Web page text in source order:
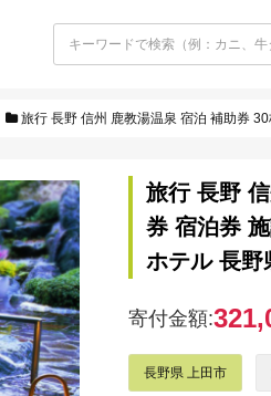
旅行 長野 信州 鹿教湯温泉 宿泊 補助券 30枚
旅行 長野
券 宿泊券
ホテル 長野
寄付金額:
長野県 上田市